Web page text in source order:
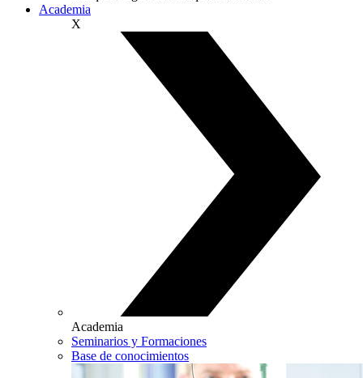
Academia
X
Academia
Seminarios y Formaciones
Base de conocimientos